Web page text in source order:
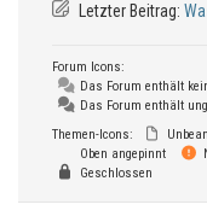
Letzter Beitrag:
Forum Icons:
Das Forum enthält
Das Forum enthält
Themen-Icons:
Oben angepinnt
Geschlossen